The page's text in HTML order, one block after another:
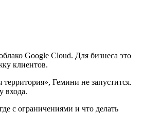
Google Cloud. Для бизнеса это
клиентов.
Гемини не запустится.
входа.
с ограничениями и что делать